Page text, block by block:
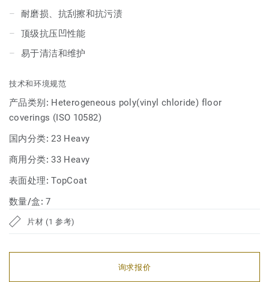
耐磨损、抗刮擦和抗污渍
顶级抗压凹性能
易于清洁和维护
技术和环境规范
产品类别: Heterogeneous poly(vinyl chloride) floor
coverings (ISO 10582)
国内分类:23 Heavy
商用分类:33 Heavy
表面处理:TopCoat
数量/盒:7
片材 (1 参考)
询求报价